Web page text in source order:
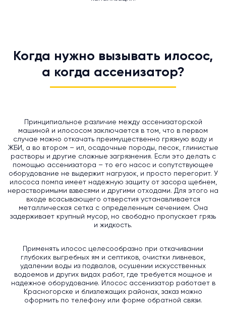
Когда нужно вызывать илосос,
а когда ассенизатор?
Принципиальное различие между ассенизаторской
машиной и илососом заключается в том, что в первом
случае можно откачать преимущественно грязную воду и
ЖБИ, а во втором – ил, осадочные породы, песок, глинистые
растворы и другие сложные загрязнения. Если это делать с
помощью ассенизатора – то его насос и сопутствующее
оборудование не выдержит нагрузок, и просто перегорит. У
илососа помпа имеет надежную защиту от засора щебнем,
нерастворимыми взвесями и другими отходами. Для этого на
входе всасывающего отверстия устанавливается
металлическая сетка с определенным сечением. Она
задерживает крупный мусор, но свободно пропускает грязь
и жидкость.
Применять илосос целесообразно при откачивании
глубоких выгребных ям и септиков, очистки ливневок,
удалении воды из подвалов, осушении искусственных
водоемов и других видах работ, где требуется мощное и
надежное оборудование. Илосос ассенизатор работает в
Красногорске и близлежащих районах, заказ можно
оформить по телефону или форме обратной связи.